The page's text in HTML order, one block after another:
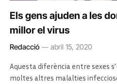
Els gens ajuden a les
millor el virus
Redacció abril 15, 2020
Aquesta diferència entre sexes
moltes altres malalties